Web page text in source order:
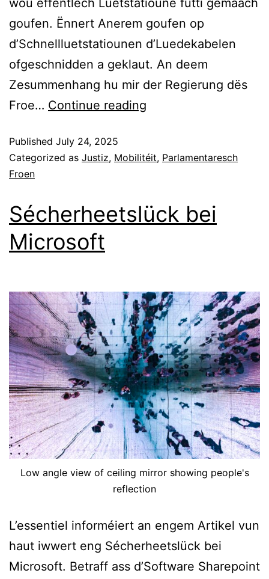
goufen. Ënnert Anerem goufen op
d’Schnellluetstatiounen d’Luedekabelen
ofgeschnidden a geklaut. An deem
Zesummenhang hu mir der Regierung dës
Froe… Continue reading
Published July 24, 2025
Categorized as Justiz, Mobilitéit, Parlamentaresch
Froen
Sécherheetslück bei
Microsoft
Low angle view of ceiling mirror showing people's
reflection
L’essentiel informéiert an engem Artikel vun
haut iwwert eng Sécherheetslück bei
Microsoft. Betraff ass d’Software Sharepoint